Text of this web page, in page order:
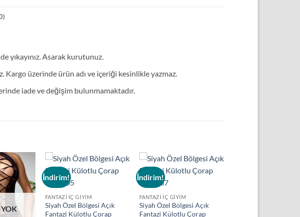
yıkayınız. Asarak kurutunuz.
üzerinde ürün adı ve içeriği kesinlikle yazmaz.
iade ve değişim bulunmamaktadır.
Add to
wishlist
İndirim!
FANTAZI İÇ GIYIM
Siyah Özel Bölgesi Açık
Fantazi Külotlu Çorap
İndirim!
FANTAZI İÇ GIYIM
Siyah Özel Bölgesi Açık
Fantazi Külotlu Çorap